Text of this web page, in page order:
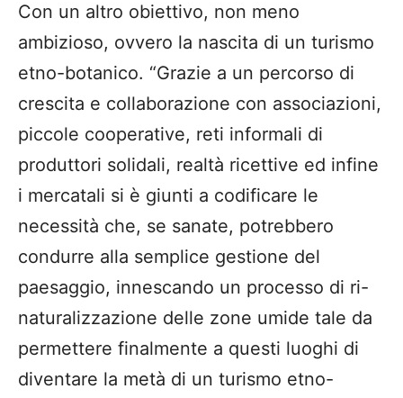
Con un altro obiettivo, non meno
ambizioso, ovvero la nascita di un turismo
etno-botanico. “Grazie a un percorso di
crescita e collaborazione con associazioni,
piccole cooperative, reti informali di
produttori solidali, realtà ricettive ed infine
i mercatali si è giunti a codificare le
necessità che, se sanate, potrebbero
condurre alla semplice gestione del
paesaggio, innescando un processo di ri-
naturalizzazione delle zone umide tale da
permettere finalmente a questi luoghi di
diventare la metà di un turismo etno-